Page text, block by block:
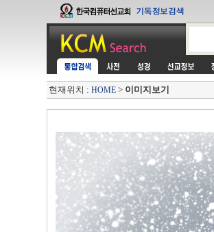
현재위치 : HOME> 이미지보기